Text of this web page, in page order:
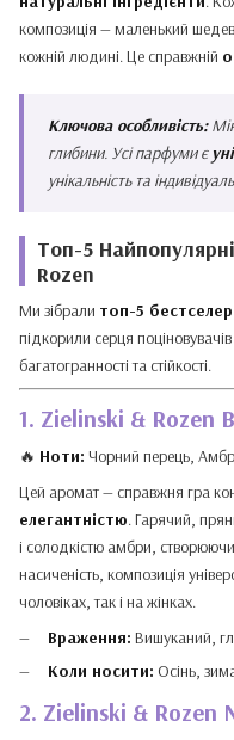
композиція — маленький
кожній людині. Це справжній
Ключова особливість:
глибини. Усі парфуми є
унікальність та
Топ-5
Rozen
Ми зібрали топ-5
підкорили серця поціновувачів
багатогранності та стійкості.
1. Zielinski & Rozen
🔥 Ноти: Чорний перець,
Цей аромат — справжня гра
елегантністю. Гарячий,
і солодкістю амбри,
насиченість, композиція
чоловіках, так і на жінках.
Враження: Вишуканий,
Коли носити: Осінь,
2. Zielinski & Rozen